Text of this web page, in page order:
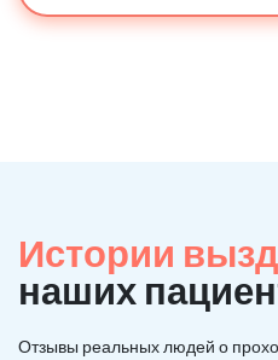
Истории
наших
Отзывы реальных людей о